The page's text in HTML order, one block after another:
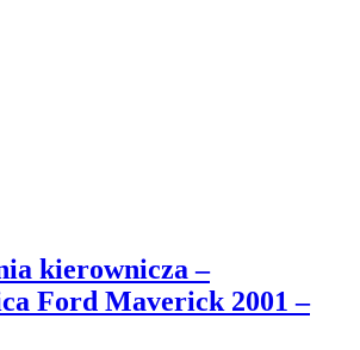
kierownicza –
Ford Maverick 2001 –